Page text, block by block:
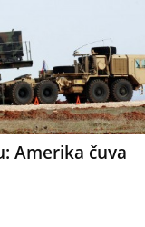
Amerika čuva